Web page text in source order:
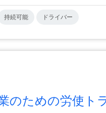
持続可能 ドライバー
のための労使ト